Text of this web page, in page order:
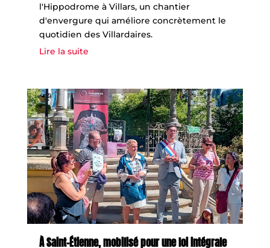
l'Hippodrome à Villars, un chantier
d'envergure qui améliore concrètement le
quotidien des Villardaires.
Lire la suite
À Saint-Étienne, mobilisé pour une loi intégrale